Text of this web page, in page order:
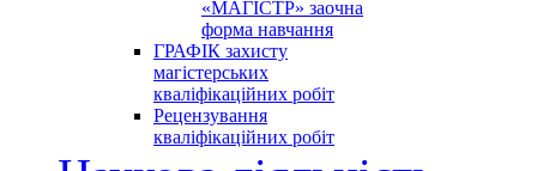
«МАГІСТР» заочна
форма навчання
ГРАФІК захисту
магістерських
кваліфікаційних робіт
Рецензування
кваліфікаційних робіт